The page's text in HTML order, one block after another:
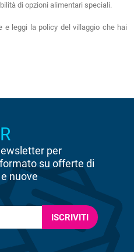
di opzioni alimentari speciali.
e leggi la policy del villaggio che hai
per
su offerte di
nuove
ISCRIVITI